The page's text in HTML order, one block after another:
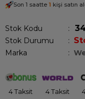
Son 1 saatte 1 kişi satın
Stok Kodu
Stok Durumu :
Marka :
4 Taksit 4 Taksit